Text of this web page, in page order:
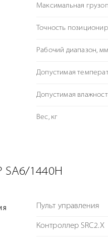
Максимальная
Точность
Рабочий диапазон, мм
Допустимая
Допустимая
Вес, кг
SA6/1440H
Пульт управления
Контроллер SRC2.X